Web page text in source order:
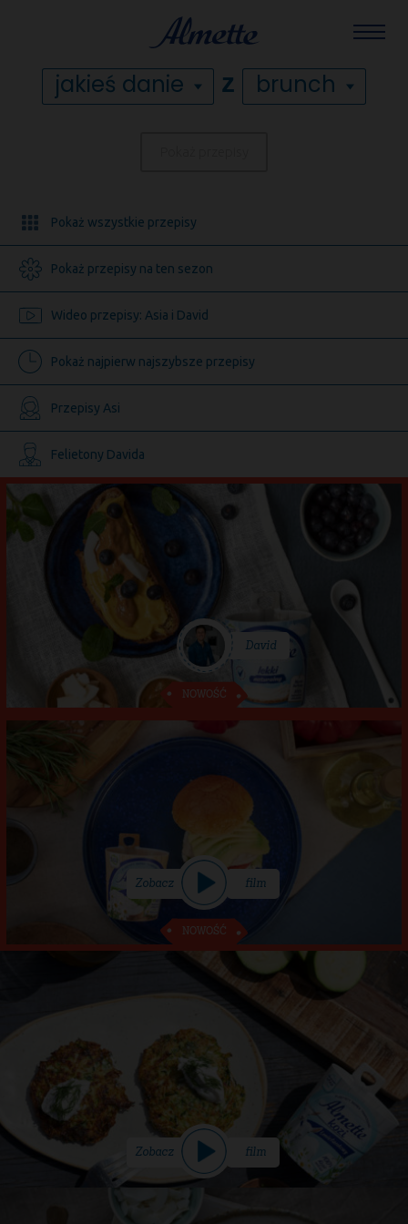
Mam ochotę na
jakieś danie
z brunch
Pokaż wszystkie przepisy
Pokaż przepisy na ten sezon
Wideo przepisy: Asia i David
Pokaż najpierw najszybsze przepisy
Przepisy Asi
Felietony Davida
David
Lekki tost z nutą słońca
10 min
PRZEKĄSKA BRUNCH
David
film
Grillowany kurczak w kanapce z sosem
tatarskim z puszystego serka Almette
śmietankowego i awokado
20 min
PRZEKĄSKA BRUNCH
Zobacz film
Zobacz film